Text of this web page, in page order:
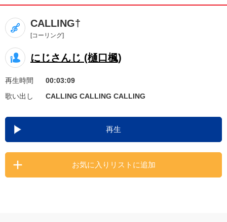
カラオケ＠DAM
ユーザー検索
キャンペーン
お知らせ よくあるご質問
DAMの新曲・ランキングなど
カラオケ最新情報をチェック！
CALLING†
[コーリング]
にじさんじ (樋口楓)
再生時間
00:03:09
歌い出し
CALLING CALLING CALLING
再生
お気に入りリストに追加